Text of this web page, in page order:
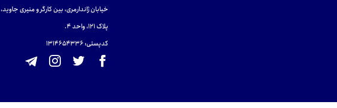
خیابان ژاندارمری، بین کارگر و منیری جاوید،
پلاک 121، واحد ۴.
کدپستی: 131465433۶